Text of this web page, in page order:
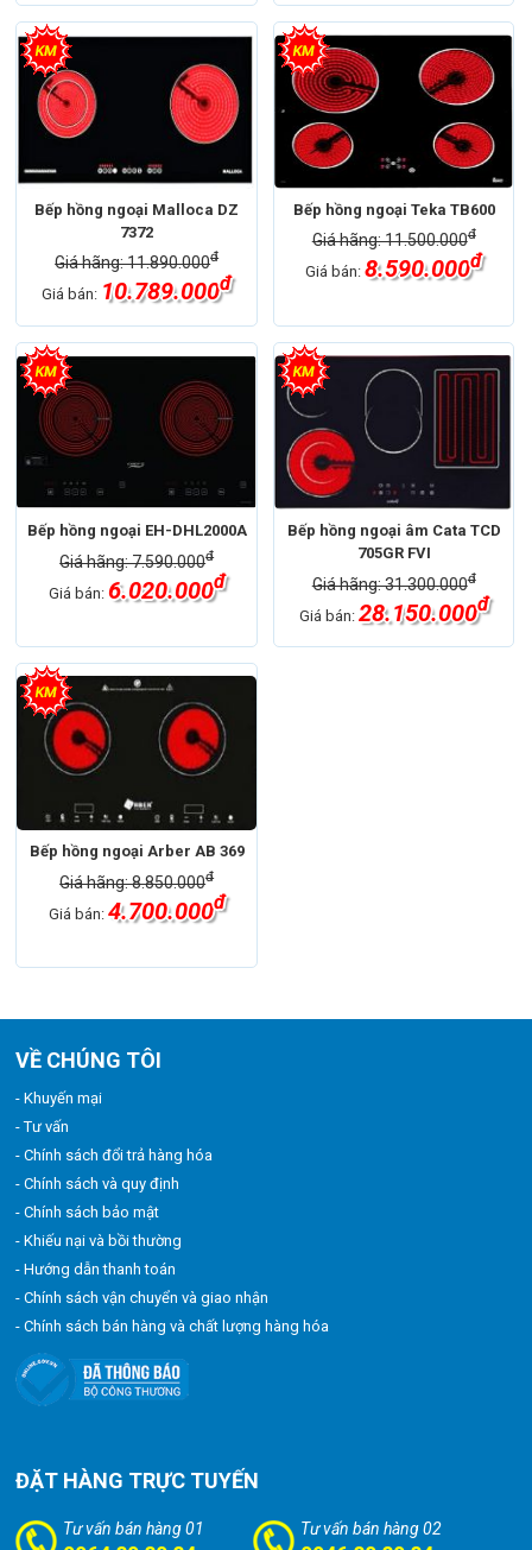
Bếp hồng ngoại Malloca DZ
7372
Giá hãng: 11.890.000đ
Giá bán: 10.789.000đ
Bếp hồng ngoại Teka TB600
Giá hãng: 11.500.000đ
Giá bán:8.590.000đ
Bếp hồng ngoại EH-DHL2000A
Giá hãng: 7.590.000đ
Giá bán: 6.020.000đ
Bếp hồng ngoại âm Cata TCD
705GR FVI
Giá hãng: 31.300.000đ
Giá bán: 28.150.000đ
Bếp hồng ngoại Arber AB 369
Giá hãng: 8.850.000đ
Giá bán: 4.700.000đ
VỀ CHÚNG TÔI
- Khuyến mại
- Tư vấn
- Chính sách đổi trả hàng hóa
- Chính sách và quy định
- Chính sách bảo mật
- Khiếu nại và bồi thường
- Hướng dẫn thanh toán
- Chính sách vận chuyển và giao nhận
- Chính sách bán hàng và chất lượng hàng hóa
ĐẶT HÀNG TRỰC TUYẾN
Tư vấn bán hàng 01 Tư vấn bán hàng 02